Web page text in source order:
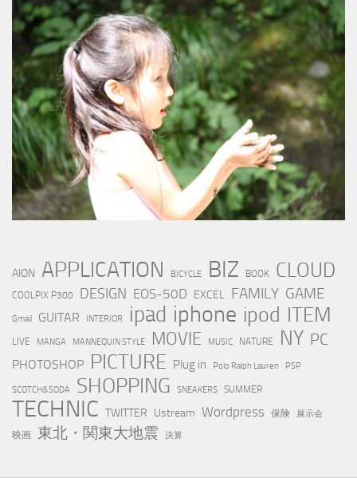
AION APPLICATION BICYCLE BIZ BOOK CLOUD
COOLPIX P300 DESIGN EOS-50D EXCEL FAMILY GAME
Gmail GUITAR INTERIOR ipad iphone ipod ITEM
LIVE MANGA MANNEQUIN STYLE MOVIE MUSIC NATURE NY PC
PHOTOSHOP PICTURE Plug in Polo Ralph Lauren PSP
SCOTCH&SODA SHOPPING SNEAKERS SUMMER
TECHNIC TWITTER Ustream Wordpress 保険 展示会
映画 東北・関東大地震 決算